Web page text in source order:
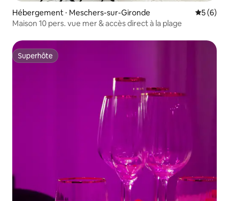
Hébergement ⋅ Meschers-sur-Gironde
5 (6)
Maison 10 pers. vue mer & accès direct à la plage
Superhôte
Superhôte